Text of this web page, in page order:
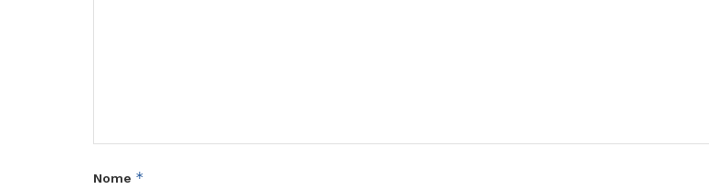
Nome *